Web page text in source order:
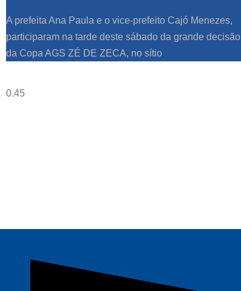
A prefeita Ana Paula e o vice-prefeito Cajó Menezes,
participaram na tarde deste sábado da grande decisão
da Copa AGS ZÉ DE ZECA, no sítio